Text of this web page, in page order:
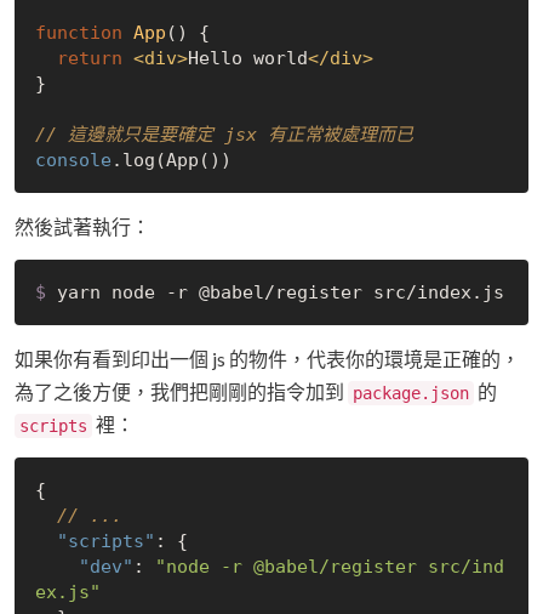
function App ( ) {
return <div>Hello world</div>
}
// 這邊就只是要確定 jsx 有正常被處理而已
console
然後試著執行：
$ yarn node -r @babel/register src/index.js
如果你有看到印出一個 js 的物件，代表你的環境是正確的，
為了之後方便，我們把剛剛的指令加到
package.json 的
scripts 裡：
{
// ...
"scripts" : {
"dev" :
"node -r @babel/register src/ind
ex.js"